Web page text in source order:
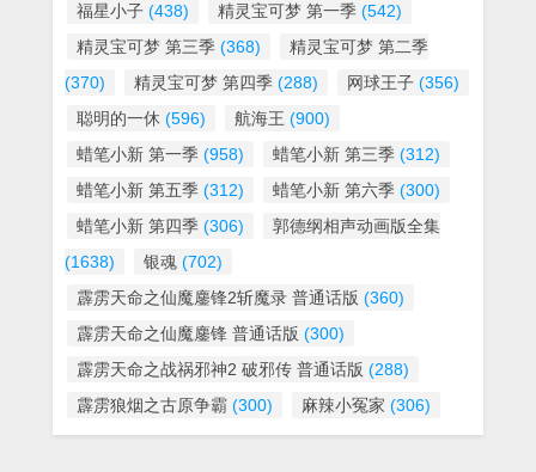
福星小子 (438) 精灵宝可梦 第一季 (542)
精灵宝可梦 第三季 (368)
精灵宝可梦 第二季
(370)
精灵宝可梦 第四季 (288) 网球王子 (356)
聪明的一休 (596) 航海王 (900)
蜡笔小新 第一季 (958) 蜡笔小新 第三季 (312)
蜡笔小新 第五季 (312) 蜡笔小新 第六季 (300)
蜡笔小新 第四季 (306)
郭德纲相声动画版全集
(1638)
银魂 (702)
霹雳天命之仙魔鏖锋2斩魔录 普通话版 (360)
霹雳天命之仙魔鏖锋 普通话版 (300)
霹雳天命之战祸邪神2 破邪传 普通话版 (288)
霹雳狼烟之古原争霸 (300) 麻辣小冤家 (306)